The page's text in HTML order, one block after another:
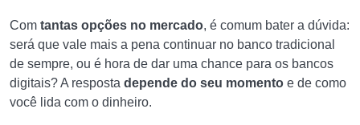
Com tantas opções no mercado, é comum bater a dúvida:
será que vale mais a pena continuar no banco tradicional
de sempre, ou é hora de dar uma chance para os bancos
digitais? A resposta depende do seu momento e de como
você lida com o dinheiro.